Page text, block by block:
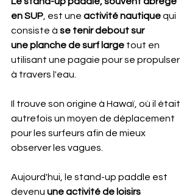
en SUP, est une activité nautique qui
consiste à se tenir debout sur
une planche de surf large tout en
utilisant une pagaie pour se propulser
à travers l'eau.
Il trouve son origine à Hawaï, où il était
autrefois un moyen de déplacement
pour les surfeurs afin de mieux
observer les vagues.
Aujourd'hui, le stand-up paddle est
devenu une activité de loisirs